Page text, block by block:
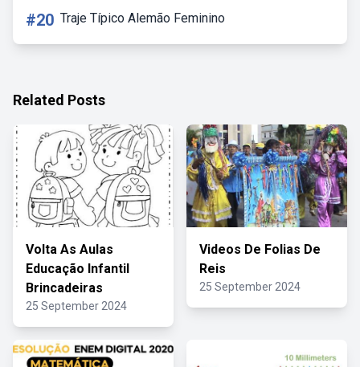
#20 Traje Típico Alemão Feminino
Related Posts
Volta As Aulas
Educação Infantil
Brincadeiras
25 September 2024
Videos De Folias De
Reis
25 September 2024